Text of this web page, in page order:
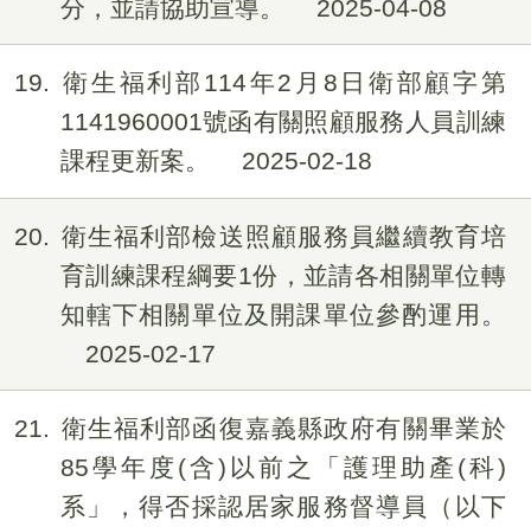
分，並請協助宣導。
2025-04-08
19
衛生福利部114年2月8日衛部顧字第
1141960001號函有關照顧服務人員訓練
課程更新案。
2025-02-18
20
衛生福利部檢送照顧服務員繼續教育培
育訓練課程綱要1份，並請各相關單位轉
知轄下相關單位及開課單位參酌運用。
2025-02-17
21
衛生福利部函復嘉義縣政府有關畢業於
85學年度(含)以前之「護理助產(科)
系」，得否採認居家服務督導員（以下